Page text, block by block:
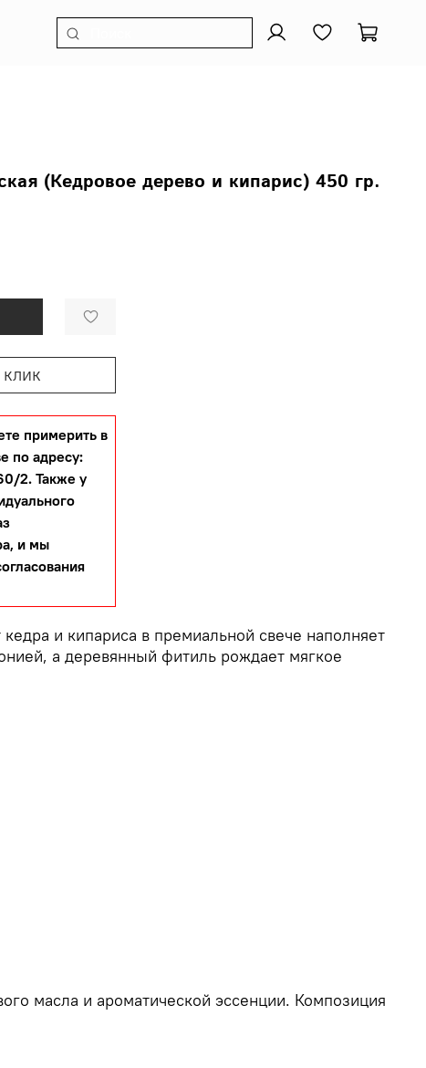
(Кедровое дерево и кипарис) 450 гр.
клик
примерить в
по адресу:
2. Также у
и мы
и кипариса в премиальной свече наполняет
а деревянный фитиль рождает мягкое
масла и ароматической эссенции. Композиция